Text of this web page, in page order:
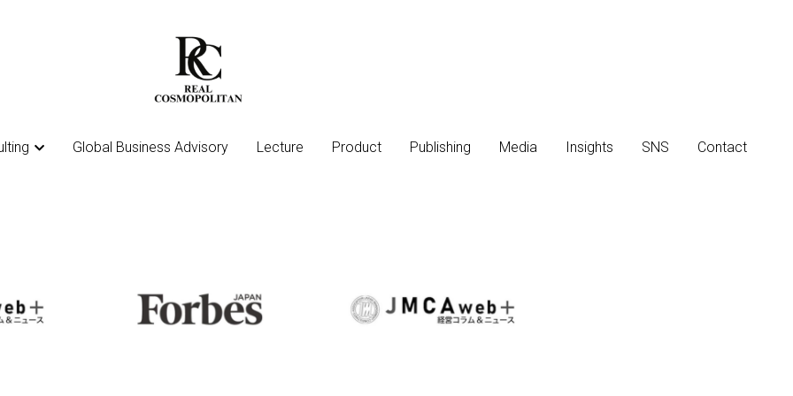
Global Business Advisory Lecture Product Publishing Media Insights SNS Contact
Global Business Advisory Lecture Product Publishing Media Insights SNS Contact